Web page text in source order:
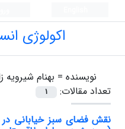
اکولوژی
نویسنده = بهنام شیرویه
تعداد مقالات:
1
نقش فضای سبز خیابانی